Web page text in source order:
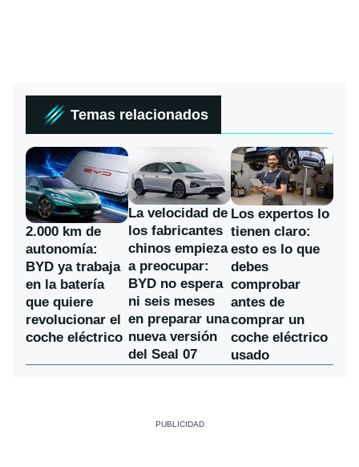
Temas relacionados
2.000 km de
autonomía:
BYD ya trabaja
en la batería
que quiere
revolucionar el
coche eléctrico
La velocidad de
los fabricantes
chinos empieza
a preocupar:
BYD no espera
ni seis meses
en preparar una
nueva versión
del Seal 07
Los expertos lo
tienen claro:
esto es lo que
debes
comprobar
antes de
comprar un
coche eléctrico
usado